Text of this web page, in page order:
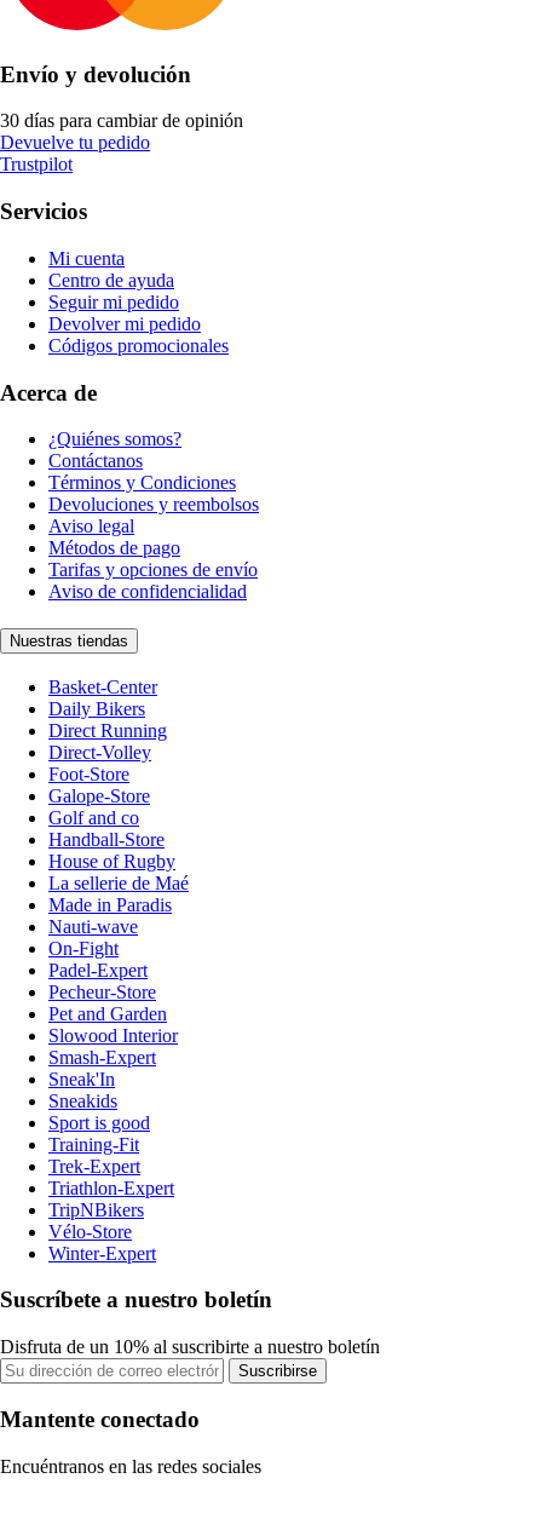
Envío y devolución
30 días para cambiar de opinión
Devuelve tu pedido
Trustpilot
Servicios
Mi cuenta
Centro de ayuda
Seguir mi pedido
Devolver mi pedido
Códigos promocionales
Acerca de
¿Quiénes somos?
Contáctanos
Términos y Condiciones
Devoluciones y reembolsos
Aviso legal
Métodos de pago
Tarifas y opciones de envío
Aviso de confidencialidad
Nuestras tiendas
Basket-Center
Daily Bikers
Direct Running
Direct-Volley
Foot-Store
Galope-Store
Golf and co
Handball-Store
House of Rugby
La sellerie de Maé
Made in Paradis
Nauti-wave
On-Fight
Padel-Expert
Pecheur-Store
Pet and Garden
Slowood Interior
Smash-Expert
Sneak'In
Sneakids
Sport is good
Training-Fit
Trek-Expert
Triathlon-Expert
TripNBikers
Vélo-Store
Winter-Expert
Suscríbete a nuestro boletín
Disfruta de un 10% al suscribirte a nuestro boletín
Suscribirse
Mantente conectado
Encuéntranos en las redes sociales